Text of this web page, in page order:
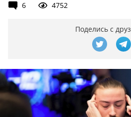
6
4752
Поделись с